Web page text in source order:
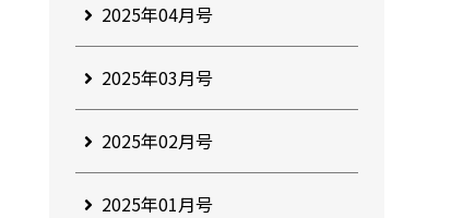
2025年04月号
2025年03月号
2025年02月号
2025年01月号